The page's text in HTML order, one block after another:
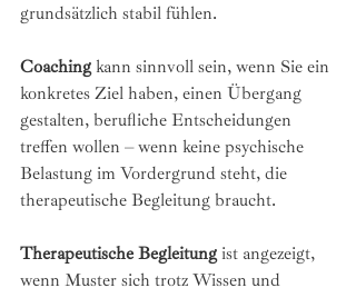
grundsätzlich stabil fühlen.
Coaching kann sinnvoll sein, wenn Sie ein
konkretes Ziel haben, einen Übergang
gestalten, berufliche Entscheidungen
treffen wollen – wenn keine psychische
Belastung im Vordergrund steht, die
therapeutische Begleitung braucht.
Therapeutische Begleitung ist angezeigt,
wenn Muster sich trotz Wissen und